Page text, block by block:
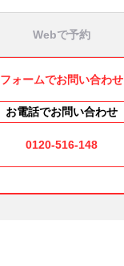
Webで予約
フォームでお問い合わせ
お電話でお問い合わせ
0120-516-148